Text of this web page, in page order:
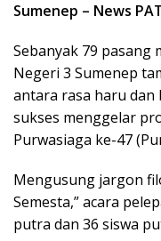
Sumenep – News
Sebanyak 79 pasang
Negeri 3 Sumenep
antara rasa haru dan
sukses menggelar
Purwasiaga ke-47
Mengusung jargon
Semesta,” acara
putra dan 36 siswa